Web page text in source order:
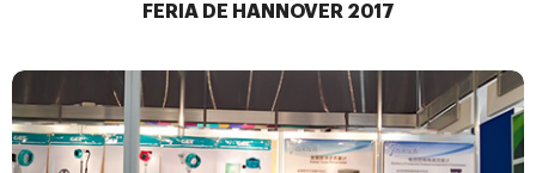
FERIA DE HANNOVER 2017